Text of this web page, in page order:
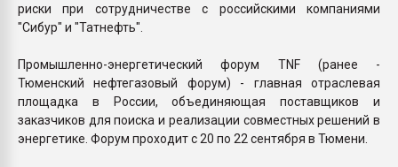
риски при сотрудничестве с российскими компаниями
"Сибур" и "Татнефть".
Промышленно-энергетический форум TNF (ранее -
Тюменский нефтегазовый форум) - главная отраслевая
площадка в России, объединяющая поставщиков и
заказчиков для поиска и реализации совместных решений в
энергетике. Форум проходит с 20 по 22 сентября в Тюмени.